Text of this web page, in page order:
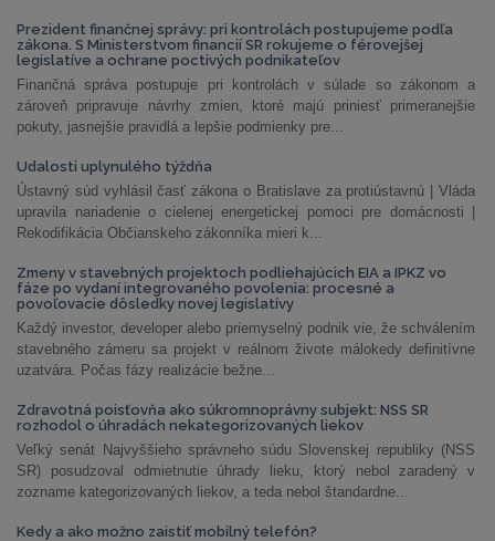
Prezident finančnej správy: pri kontrolách postupujeme podľa
zákona. S Ministerstvom financií SR rokujeme o férovejšej
legislatíve a ochrane poctivých podnikateľov
Finančná správa postupuje pri kontrolách v súlade so zákonom a
zároveň pripravuje návrhy zmien, ktoré majú priniesť primeranejšie
pokuty, jasnejšie pravidlá a lepšie podmienky pre...
Udalosti uplynulého týždňa
Ústavný súd vyhlásil časť zákona o Bratislave za protiústavnú | Vláda
upravila nariadenie o cielenej energetickej pomoci pre domácnosti |
Rekodifikácia Občianskeho zákonníka mieri k...
Zmeny v stavebných projektoch podliehajúcich EIA a IPKZ vo
fáze po vydaní integrovaného povolenia: procesné a
povoľovacie dôsledky novej legislatívy
Každý investor, developer alebo priemyselný podnik vie, že schválením
stavebného zámeru sa projekt v reálnom živote málokedy definitívne
uzatvára. Počas fázy realizácie bežne...
Zdravotná poisťovňa ako súkromnoprávny subjekt: NSS SR
rozhodol o úhradách nekategorizovaných liekov
Veľký senát Najvyššieho správneho súdu Slovenskej republiky (NSS
SR) posudzoval odmietnutie úhrady lieku, ktorý nebol zaradený v
zozname kategorizovaných liekov, a teda nebol štandardne...
Kedy a ako možno zaistiť mobilný telefón?